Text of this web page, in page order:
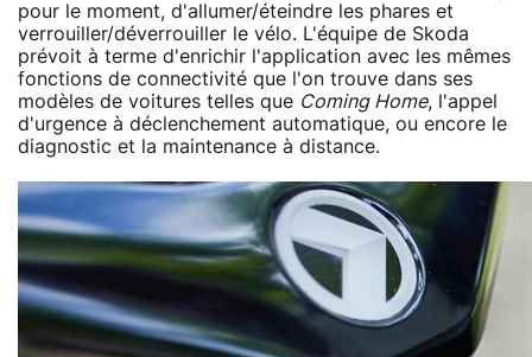
pour le moment, d'allumer/éteindre les phares et
verrouiller/déverrouiller le vélo. L'équipe de Skoda
prévoit à terme d'enrichir l'application avec les mêmes
fonctions de connectivité que l'on trouve dans ses
modèles de voitures telles que Coming Home, l'appel
d'urgence à déclenchement automatique, ou encore le
diagnostic et la maintenance à distance.